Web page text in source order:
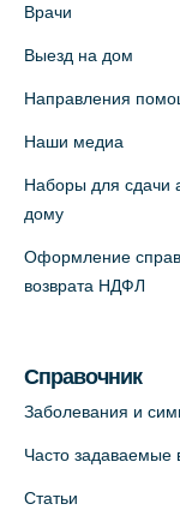
+7 (812) 660-73-69
На карте
партнер)
+7 (812) 660-73-69
На карте
Семейный"
Врачи
Выезд на дом
Направления
Наши медиа
Наборы для сдачи
дому
Оформление
возврата НДФЛ
Справочник
Заболевания и
Часто задаваемые
Статьи